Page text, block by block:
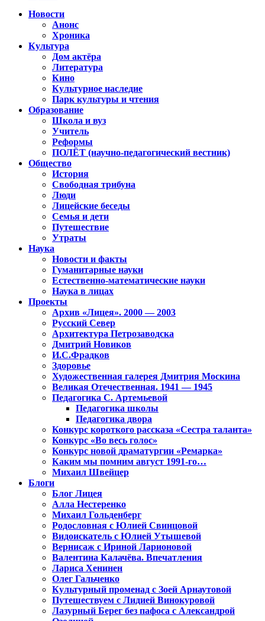
Новости
Анонс
Хроника
Культура
Дом актёра
Литература
Кино
Культурное наследие
Парк культуры и чтения
Образование
Школа и вуз
Учитель
Реформы
ПОЛЁТ (научно-педагогический вестник)
Общество
История
Свободная трибуна
Люди
Лицейские беседы
Семья и дети
Путешествие
Утраты
Наука
Новости и факты
Гуманитарные науки
Естественно-математические науки
Наука в лицах
Проекты
Архив «Лицея». 2000 — 2003
Русский Север
Архитектура Петрозаводска
Дмитрий Новиков
И.С.Фрадков
Здоровье
Художественная галерея Дмитрия Москина
Великая Отечественная. 1941 — 1945
Педагогика С. Артемьевой
Педагогика школы
Педагогика двора
Конкурс короткого рассказа «Сестра таланта»
Конкурс «Во весь голос»
Конкурс новой драматургии «Ремарка»
Каким мы помним август 1991-го…
Михаил Швейцер
Блоги
Блог Лицея
Алла Нестеренко
Михаил Гольденберг
Родословная с Юлией Свинцовой
Видоискатель с Юлией Утышевой
Вернисаж с Ириной Ларионовой
Валентина Калачёва. Впечатления
Лариса Хенинен
Олег Гальченко
Культурный променад с Зоей Арнаутовой
Путешествуем с Лидией Винокуровой
Лазурный Берег без пафоса с Александрой